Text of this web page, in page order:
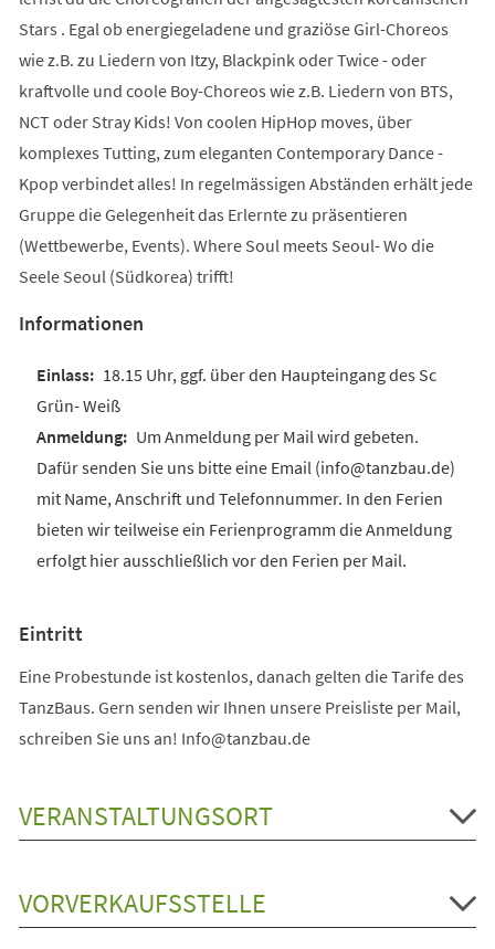
Stars . Egal ob energiegeladene und graziöse Girl-Choreos
wie z.B. zu Liedern von Itzy, Blackpink oder Twice - oder
kraftvolle und coole Boy-Choreos wie z.B. Liedern von BTS,
NCT oder Stray Kids! Von coolen HipHop moves, über
komplexes Tutting, zum eleganten Contemporary Dance -
Kpop verbindet alles! In regelmässigen Abständen erhält jede
Gruppe die Gelegenheit das Erlernte zu präsentieren
(Wettbewerbe, Events). Where Soul meets Seoul- Wo die
Seele Seoul (Südkorea) trifft!
Informationen
18.15 Uhr, ggf. über den Haupteingang des Sc
Grün- Weiß
Um Anmeldung per Mail wird gebeten.
Dafür senden Sie uns bitte eine Email (info@tanzbau.de)
mit Name, Anschrift und Telefonnummer. In den Ferien
bieten wir teilweise ein Ferienprogramm die Anmeldung
erfolgt hier ausschließlich vor den Ferien per Mail.
Eintritt
Eine Probestunde ist kostenlos, danach gelten die Tarife des
TanzBaus. Gern senden wir Ihnen unsere Preisliste per Mail,
schreiben Sie uns an! Info@tanzbau.de
VERANSTALTUNGSORT
VORVERKAUFSSTELLE